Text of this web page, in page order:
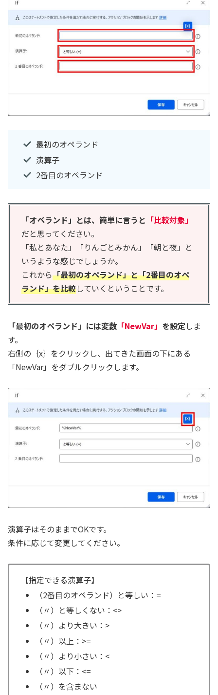
最初のオペランド
演算子
2番目のオペランド
「オペランド」とは、簡単に言うと 「比較対象」
だと思ってください。
「私とあなた」「りんごとみかん」「朝と夜」と
いうような感じでしょうか。
これから「最初のオペランド」と「2番目のオペ
ランド」を比較していくということです。
「最初のオペランド」には変数 「NewVar」 を設定しま
す。
右側の｛x｝をクリックし、出てきた画面の下にある
「NewVar」をダブルクリックします。
演算子はそのままでOKです。
条件に応じて変更してください。
【指定できる演算子】
（2番目のオペランド）と等しい：=
（〃）と等しくない：<>
（〃）より大きい：>
（〃）以上：>=
（〃）より小さい：<
（〃）以下：<=
（〃）を含まない